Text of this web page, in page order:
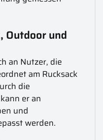
Outdoor und
an Nutzer, die
am Rucksack
die
er an
und
werden.